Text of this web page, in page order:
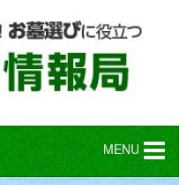
MENU